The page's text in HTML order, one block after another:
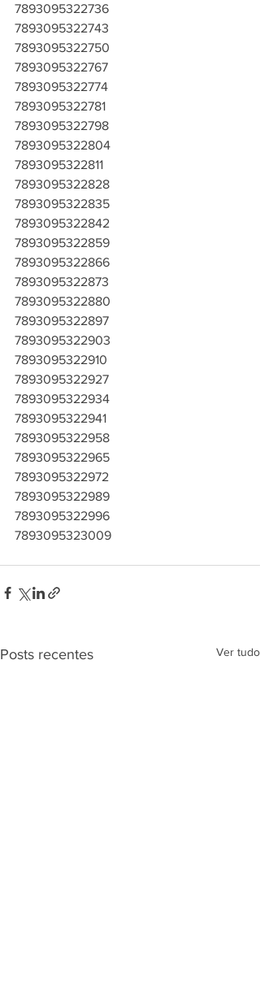
7893095322736
7893095322743
7893095322750
7893095322767
7893095322774
7893095322781
7893095322798
7893095322804
7893095322811
7893095322828
7893095322835
7893095322842
7893095322859
7893095322866
7893095322873
7893095322880
7893095322897
7893095322903
7893095322910
7893095322927
7893095322934
7893095322941
7893095322958
7893095322965
7893095322972
7893095322989
7893095322996
7893095323009
Posts recentes Ver tudo